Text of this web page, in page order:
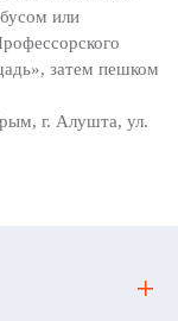
или
затем пешком
г. Алушта, ул.